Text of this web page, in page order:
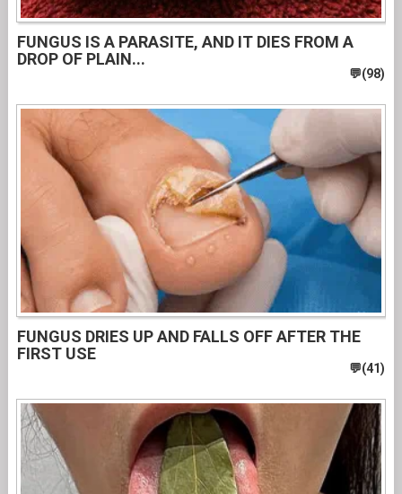
FUNGUS IS A PARASITE, AND IT DIES FROM A
DROP OF PLAIN...
FUNGUS DRIES UP AND FALLS OFF AFTER THE
FIRST USE